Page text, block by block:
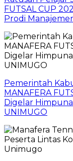
FUTSAL CUP
Prodi
Pemerintah
MANAFERA
Digelar
UNIMUGO